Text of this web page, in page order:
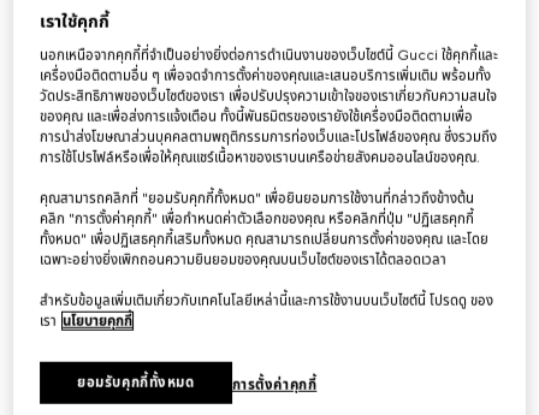
คำอธิบายสินค้า
เราใช้คุกกี้
นอกเหนือจากคุกกี้ที่จำเป็นอย่างยิ่งต่อการดำเนินงานของเว็บไซต์นี้ Gucci ใช้คุกกี้และ
เครื่องมือติดตามอื่น ๆ เพื่อจดจำการตั้งค่าของคุณและเสนอบริการเพิ่มเติม พร้อมทั้ง
วัดประสิทธิภาพของเว็บไซต์ของเรา เพื่อปรับปรุงความเข้าใจของเราเกี่ยวกับความสนใจ
ของคุณ และเพื่อส่งการแจ้งเตือน ทั้งนี้พันธมิตรของเรายังใช้เครื่องมือติดตามเพื่อ
การนำส่งโฆษณาส่วนบุคคลตามพฤติกรรมการท่องเว็บและโปรไฟล์ของคุณ ซึ่งรวมถึง
การใช้โปรไฟล์หรือเพื่อให้คุณแชร์เนื้อหาของเราบนเครือข่ายสังคมออนไลน์ของคุณ.
คุณสามารถคลิกที่ "ยอมรับคุกกี้ทั้งหมด" เพื่อยินยอมการใช้งานที่กล่าวถึงข้างต้น
คลิก "การตั้งค่าคุกกี้" เพื่อกำหนดค่าตัวเลือกของคุณ หรือคลิกที่ปุ่ม "ปฏิเสธคุกกี้
ทั้งหมด" เพื่อปฏิเสธคุกกี้เสริมทั้งหมด คุณสามารถเปลี่ยนการตั้งค่าของคุณ และโดย
เฉพาะอย่างยิ่งเพิกถอนความยินยอมของคุณบนเว็บไซต์ของเราได้ตลอดเวลา
สำหรับข้อมูลเพิ่มเติมเกี่ยวกับเทคโนโลยีเหล่านี้และการใช้งานบนเว็บไซต์นี้ โปรดดู ของ
เรา นโยบายคุกกี้
การตั้งค่าคุกกี้
ยอมรับคุกกี้ทั้งหมด